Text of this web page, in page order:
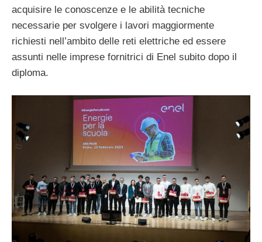
acquisire le conoscenze e le abilità tecniche
necessarie per svolgere i lavori maggiormente
richiesti nell’ambito delle reti elettriche ed essere
assunti nelle imprese fornitrici di Enel subito dopo il
diploma.